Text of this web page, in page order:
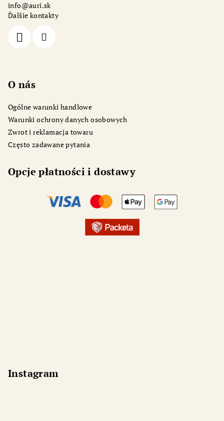
info@auri.sk
Ďalšie kontakty
O nás
Ogólne warunki handlowe
Warunki ochrony danych osobowych
Zwrot i reklamacja towaru
Często zadawane pytania
Opcje płatności i dostawy
Instagram